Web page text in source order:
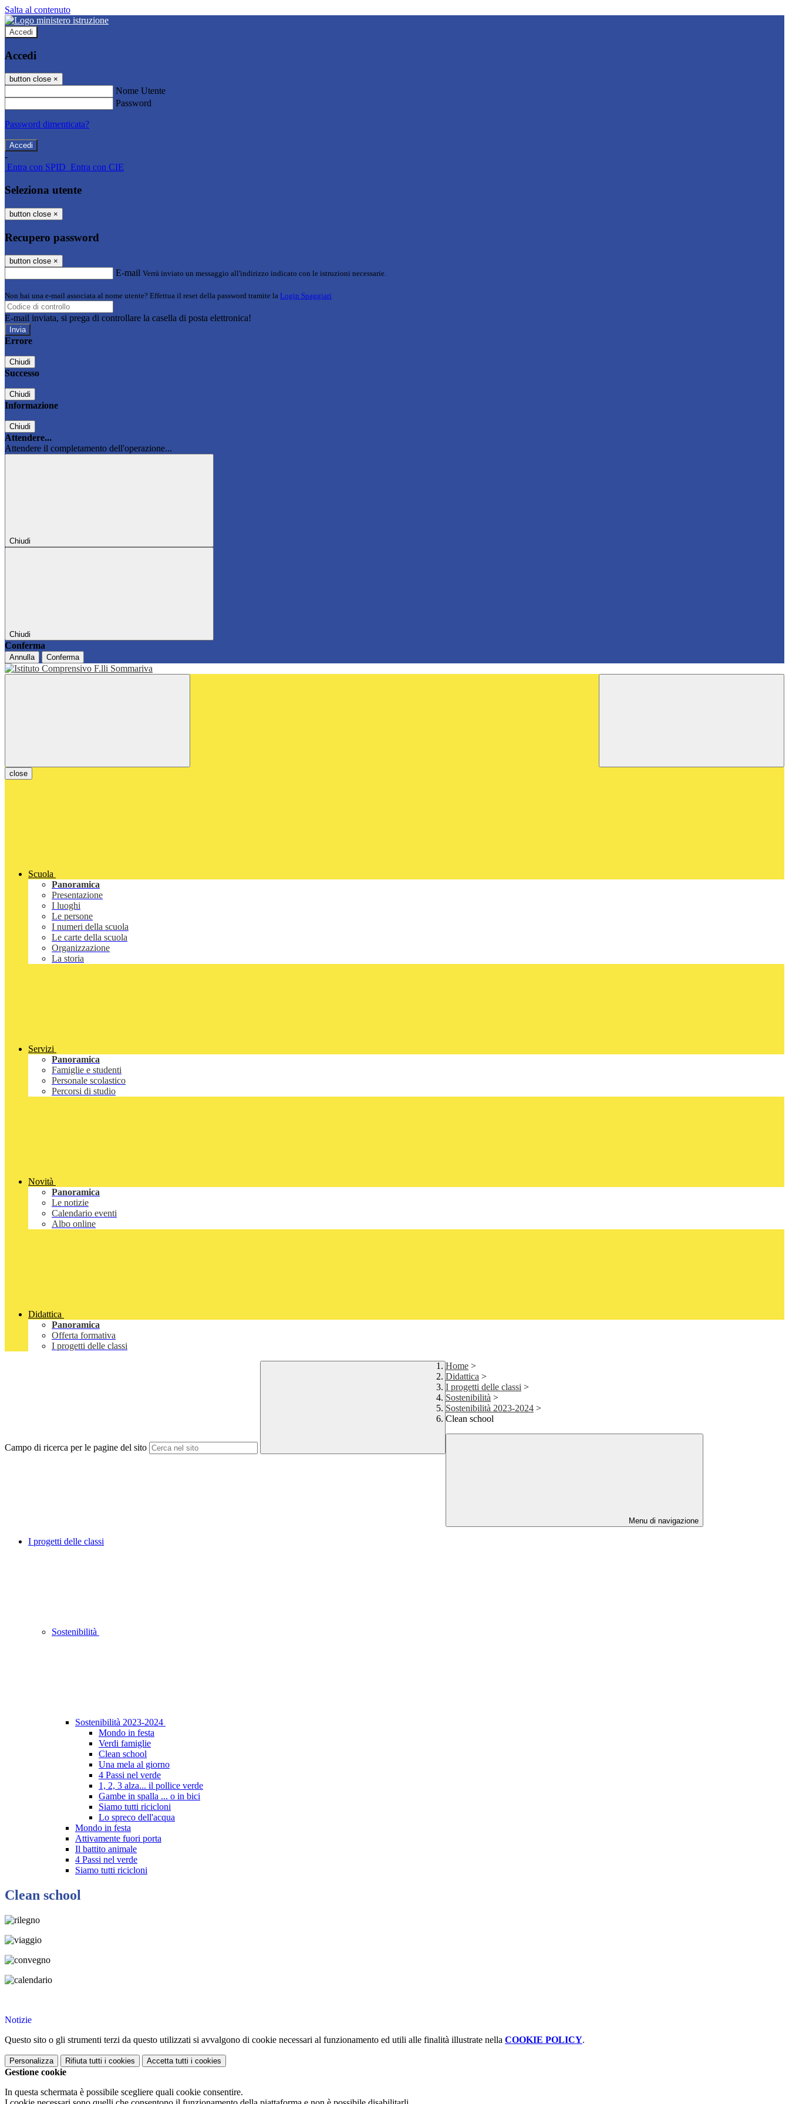
Salta al contenuto
Accedi
Accedi
button close ×
Nome Utente
Password
Password dimenticata?
-
Entra con SPID Entra con CIE
Seleziona utente
button close ×
Recupero password
button close ×
E-mail Verrà inviato un messaggio all'indirizzo indicato con le istruzioni necessarie.
Non hai una e-mail associata al nome utente? Effettua il reset della password tramite la Login Spaggiari
E-mail inviata, si prega di controllare la casella di posta elettronica!
Errore
Chiudi
Successo
Chiudi
Informazione
Chiudi
Attendere...
Attendere il completamento dell'operazione...
Chiudi
Chiudi
Conferma
Annulla Conferma
close
Scuola
Panoramica
Presentazione
I luoghi
Le persone
I numeri della scuola
Le carte della scuola
Organizzazione
La storia
Servizi
Panoramica
Famiglie e studenti
Personale scolastico
Percorsi di studio
Novità
Panoramica
Le notizie
Calendario eventi
Albo online
Didattica
Panoramica
Offerta formativa
I progetti delle classi
Campo di ricerca per le pagine del sito
Home >
Didattica >
I progetti delle classi >
Sostenibilità >
Sostenibilità 2023-2024 >
Clean school
Menu di navigazione
I progetti delle classi
Sostenibilità
Sostenibilità 2023-2024
Mondo in festa
Verdi famiglie
Clean school
Una mela al giorno
4 Passi nel verde
1, 2, 3 alza... il pollice verde
Gambe in spalla ... o in bici
Siamo tutti ricicloni
Lo spreco dell'acqua
Mondo in festa
Attivamente fuori porta
Il battito animale
4 Passi nel verde
Siamo tutti ricicloni
Clean school
Notizie
Questo sito o gli strumenti terzi da questo utilizzati si avvalgono di cookie necessari al funzionamento ed utili alle finalità illustrate nella COOKIE POLICY.
Personalizza Rifiuta tutti i cookies Accetta tutti i cookies
Gestione cookie
In questa schermata è possibile scegliere quali cookie consentire.